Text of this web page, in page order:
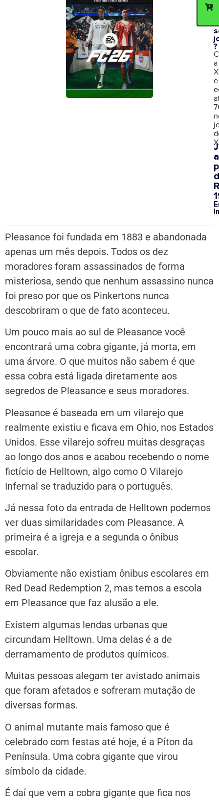
?
a
e
a
Pleasance foi fundada em 1883 e abandonada
apenas um mês depois. Todos os dez
moradores foram assassinados de forma
misteriosa, sendo que nenhum assassino nunca
foi preso por que os Pinkertons nunca
descobriram o que de fato aconteceu.
Um pouco mais ao sul de Pleasance você
encontrará uma cobra gigante, já morta, em
uma árvore. O que muitos não sabem é que
essa cobra está ligada diretamente aos
segredos de Pleasance e seus moradores.
Pleasance é baseada em um vilarejo que
realmente existiu e ficava em Ohio, nos Estados
Unidos. Esse vilarejo sofreu muitas desgraças
ao longo dos anos e acabou recebendo o nome
fictício de Helltown, algo como O Vilarejo
Infernal se traduzido para o português.
Já nessa foto da entrada de Helltown podemos
ver duas similaridades com Pleasance. A
primeira é a igreja e a segunda o ônibus
escolar.
Obviamente não existiam ônibus escolares em
Red Dead Redemption 2, mas temos a escola
em Pleasance que faz alusão a ele.
Existem algumas lendas urbanas que
circundam Helltown. Uma delas é a de
derramamento de produtos químicos.
Muitas pessoas alegam ter avistado animais
que foram afetados e sofreram mutação de
diversas formas.
O animal mutante mais famoso que é
celebrado com festas até hoje, é a Píton da
Península. Uma cobra gigante que virou
símbolo da cidade.
É daí que vem a cobra gigante que fica nos